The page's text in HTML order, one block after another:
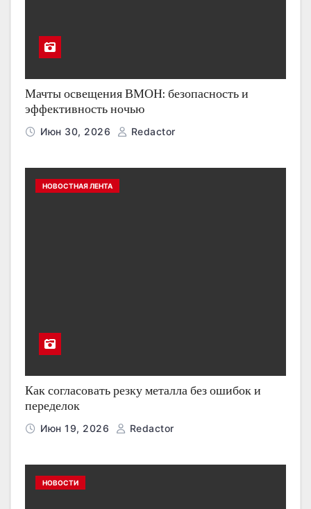
Мачты освещения ВМОН: безопасность и
эффективность ночью
Июн 30, 2026 Redactor
НОВОСТНАЯ ЛЕНТА
Как согласовать резку металла без ошибок и
переделок
Июн 19, 2026 Redactor
НОВОСТИ